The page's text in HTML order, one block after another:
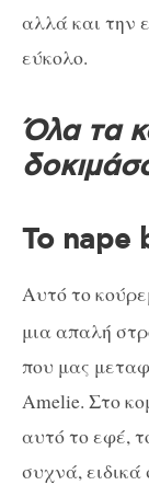
αλλά και την
εύκολο.
Όλα τα
Το nape
Αυτό το
μια απαλή
που μας
Amelie. Στο
αυτό το εφέ,
συχνά,